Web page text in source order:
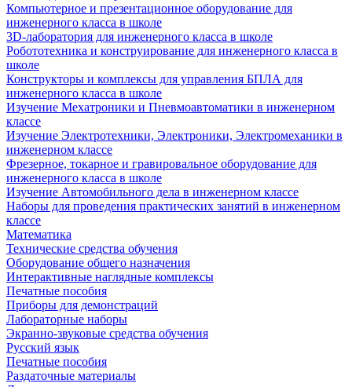
Компьютерное и презентационное оборудование для
инженерного класса в школе
3D-лаборатория для инженерного класса в школе
Робототехника и конструирование для инженерного класса в
школе
Конструкторы и комплексы для управления БПЛА для
инженерного класса в школе
Изучение Мехатроники и Пневмоавтоматики в инженерном
классе
Изучение Электротехники, Электроники, Электромеханики в
инженерном классе
Фрезерное, токарное и гравировальное оборудование для
инженерного класса в школе
Изучение Автомобильного дела в инженерном классе
Наборы для проведения практических занятий в инженерном
классе
Математика
Технические средства обучения
Оборудование общего назначения
Интерактивные наглядные комплексы
Печатные пособия
Приборы для демонстраций
Лабораторные наборы
Экранно-звуковые средства обучения
Русский язык
Печатные пособия
Раздаточные материалы